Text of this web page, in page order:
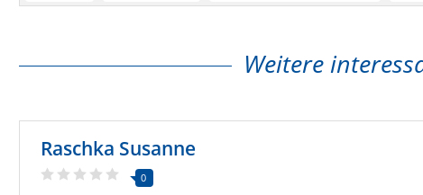
Weitere
Raschka Susanne
0